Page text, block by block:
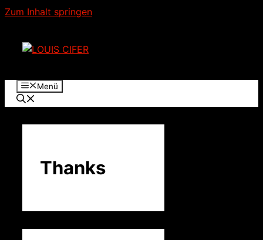
Zum Inhalt springen
Menü
Thanks